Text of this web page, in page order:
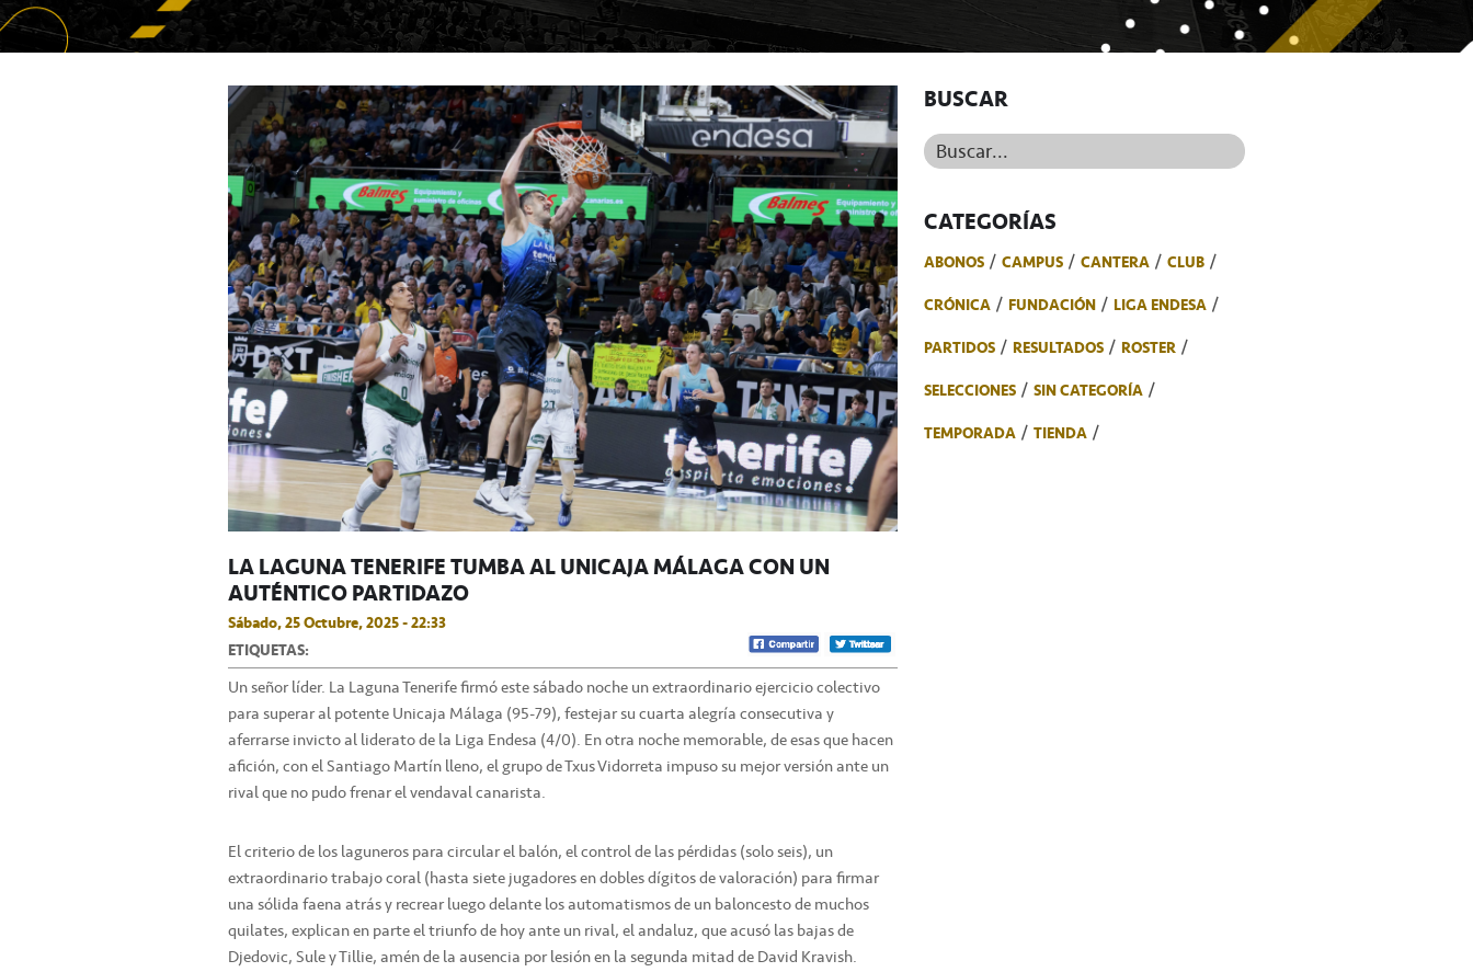
LA LAGUNA TENERIFE TUMBA AL UNICAJA MÁLAGA CON UN
AUTÉNTICO PARTIDAZO
Sábado, 25 Octubre, 2025 - 22:33
ETIQUETAS:
Un señor líder. La Laguna Tenerife firmó este sábado noche un extraordinario ejercicio colectivo
para superar al potente Unicaja Málaga (95-79), festejar su cuarta alegría consecutiva y
aferrarse invicto al liderato de la Liga Endesa (4/0). En otra noche memorable, de esas que hacen
afición, con el Santiago Martín lleno, el grupo de Txus Vidorreta impuso su mejor versión ante un
rival que no pudo frenar el vendaval canarista.
El criterio de los laguneros para circular el balón, el control de las pérdidas (solo seis), un
extraordinario trabajo coral (hasta siete jugadores en dobles dígitos de valoración) para firmar
una sólida faena atrás y recrear luego delante los automatismos de un baloncesto de muchos
quilates, explican en parte el triunfo de hoy ante un rival, el andaluz, que acusó las bajas de
Djedovic, Sule y Tillie, amén de la ausencia por lesión en la segunda mitad de David Kravish.
BUSCAR
Buscar...
CATEGORÍAS
ABONOS CAMPUS CANTERA
CLUB
CRÓNICA
FUNDACIÓN
LIGA ENDESA
PARTIDOS
RESULTADOS
ROSTER
SELECCIONES
SIN CATEGORÍA
TEMPORADA
TIENDA